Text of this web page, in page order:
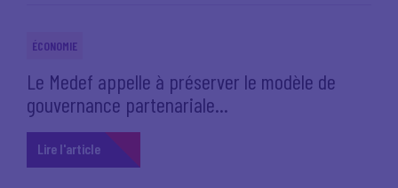
ÉCONOMIE
Le Medef appelle à préserver le modèle de
gouvernance partenariale...
Lire l'article